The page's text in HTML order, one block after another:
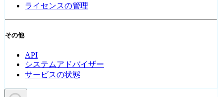
ライセンスの管理
その他
API
システムアドバイザー
サービスの状態